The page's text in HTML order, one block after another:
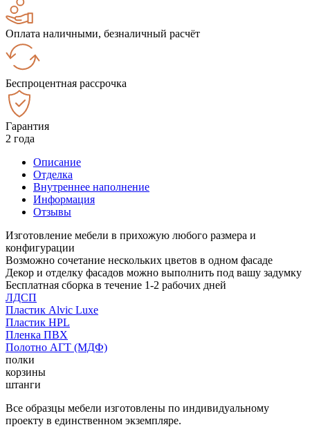
Оплата наличными, безналичный расчёт
Беспроцентная рассрочка
Гарантия
2 года
Описание
Отделка
Внутреннее наполнение
Информация
Отзывы
Изготовление мебели в прихожую любого размера и
конфигурации
Возможно сочетание нескольких цветов в одном фасаде
Декор и отделку фасадов можно выполнить под вашу задумку
Бесплатная сборка в течение 1-2 рабочих дней
ЛДСП
Пластик Alvic Luxe
Пластик HPL
Пленка ПВХ
Полотно АГТ (МДФ)
полки
корзины
штанги
Все образцы мебели изготовлены по индивидуальному
проекту в единственном экземпляре.